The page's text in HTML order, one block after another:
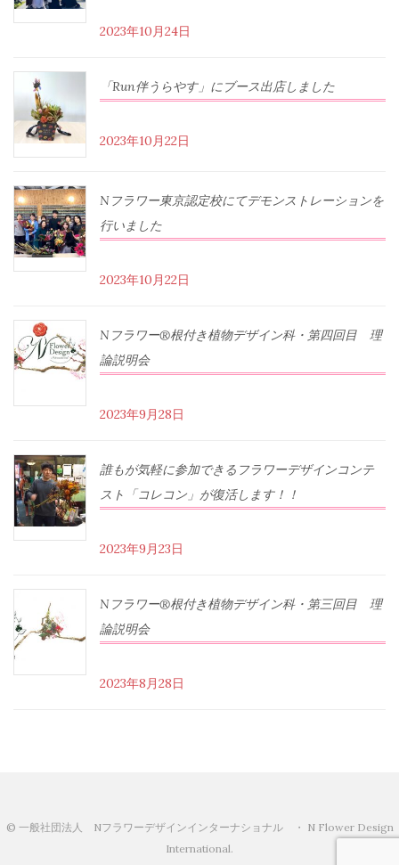
2023年10月24日
「Run伴うらやす」にブース出店しました
2023年10月22日
Nフラワー東京認定校にてデモンストレーションを
行いました
2023年10月22日
Nフラワー®根付き植物デザイン科・第四回目 理
論説明会
2023年9月28日
誰もが気軽に参加できるフラワーデザインコンテ
スト「コレコン」が復活します！！
2023年9月23日
Nフラワー®根付き植物デザイン科・第三回目 理
論説明会
2023年8月28日
© 一般社団法人 Nフラワーデザインインターナショナル ・ N Flower Design
International.